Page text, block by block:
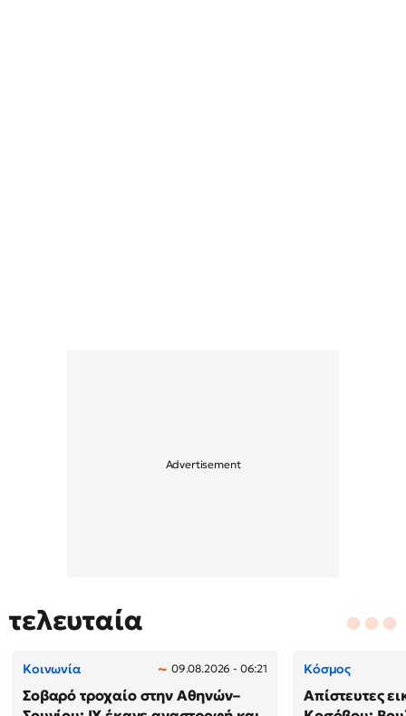
τελευταία
Κοινωνία 09.08.2026 - 06:21
Σοβαρό τροχαίο στην Αθηνών–
Κόσμος
Απίστευτες